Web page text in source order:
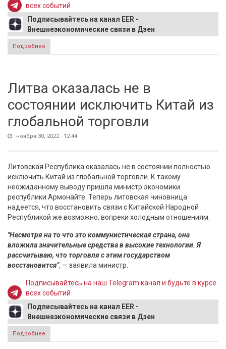
всех событий
Подписывайтесь на канал EER -
Внешнеэкономические связи в Дзен
Подробнее
"Ждем извинений"
Литва оказалась не в
состоянии исключить Китай из
глобальной торговли
ноября 30, 2022 - 12:44
Литовская Республика оказалась не в состоянии полностью
исключить Китай из глобальной торговли. К такому
неожиданному выводу пришла министр экономики
республики Армонайте. Теперь литовская чиновница
надеется, что восстановить связи с Китайской Народной
Республикой же возможно, вопреки холодным отношениям.
"Несмотря на то что это коммунистическая страна, она
вложила значительные средства в высокие технологии. Я
рассчитываю, что торговля с этим государством
восстановится", — заявила министр.
Подписывайтесь на наш Telegram канал и будьте в курсе
всех событий
Подписывайтесь на канал EER -
Внешнеэкономические связи в Дзен
Подробнее
глобальной торговли